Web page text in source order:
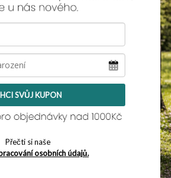
SVŮJ KUPON
Přečti si naše
osobních údajů.